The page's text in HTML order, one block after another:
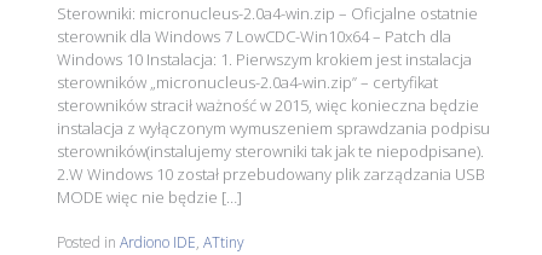
Sterowniki: micronucleus-2.0a4-win.zip – Oficjalne ostatnie
sterownik dla Windows 7 LowCDC-Win10x64 – Patch dla
Windows 10 Instalacja: 1. Pierwszym krokiem jest instalacja
sterowników „micronucleus-2.0a4-win.zip” – certyfikat
sterowników stracił ważność w 2015, więc konieczna będzie
instalacja z wyłączonym wymuszeniem sprawdzania podpisu
sterowników(instalujemy sterowniki tak jak te niepodpisane).
2.W Windows 10 został przebudowany plik zarządzania USB
MODE więc nie będzie […]
Posted inArdiono IDE,ATtiny